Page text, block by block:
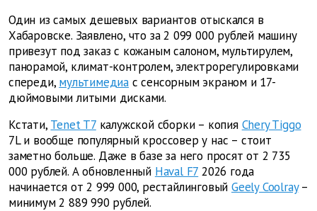
Один из самых дешевых вариантов отыскался в
Хабаровске. Заявлено, что за 2 099 000 рублей машину
привезут под заказ с кожаным салоном, мультирулем,
панорамой, климат-контролем, электрорегулировками
спереди, мультимедиа с сенсорным экраном и 17-
дюймовыми литыми дисками.
Кстати, Tenet T7калужской сборки – копия Chery Tiggo
7L и вообще популярный кроссовер у нас – стоит
заметно больше. Даже в базе за него просят от 2 735
000 рублей. А обновленный Haval F7 2026 года
начинается от 2 999 000, рестайлинговый Geely Coolray–
минимум 2 889 990 рублей.